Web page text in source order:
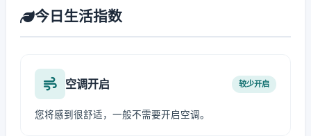
今日生活指数
空调开启 较少开启
您将感到很舒适，一般不需要开启空调。